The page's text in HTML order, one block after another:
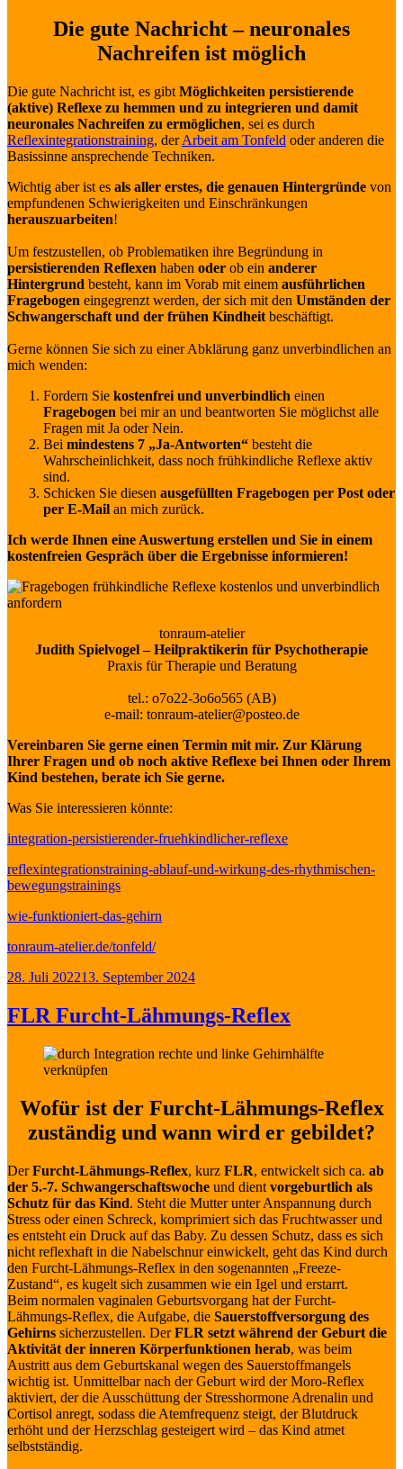
Die gute Nachricht – neuronales
Nachreifen ist möglich
Die gute Nachricht ist, es gibt Möglichkeiten persistierende
(aktive) Reflexe zu hemmen und zu integrieren und damit
neuronales Nachreifen zu ermöglichen, sei es durch
Reflexintegrationstraining, derArbeit am Tonfeld oder anderen die
Basissinne ansprechende Techniken.
Wichtig aber ist es als aller erstes, die genauen Hintergründe von
empfundenen Schwierigkeiten und Einschränkungen
herauszuarbeiten!
Um festzustellen, ob Problematiken ihre Begründung in
persistierenden Reflexen haben oder ob ein anderer
Hintergrund besteht, kann im Vorab mit einem ausführlichen
Fragebogen eingegrenzt werden, der sich mit den Umständen der
Schwangerschaft und der frühen Kindheit beschäftigt.
Gerne können Sie sich zu einer Abklärung ganz unverbindlichen an
mich wenden:
Fordern Sie kostenfrei und unverbindlich einen
Fragebogen bei mir an und beantworten Sie möglichst alle
Fragen mit Ja oder Nein.
Bei mindestens 7 „Ja-Antworten“ besteht die
Wahrscheinlichkeit, dass noch frühkindliche Reflexe aktiv
sind.
Schicken Sie diesen ausgefüllten Fragebogen per Post oder
per E-Mail an mich zurück.
Ich werde Ihnen eine Auswertung erstellen und Sie in einem
kostenfreien Gespräch über die Ergebnisse informieren!
tonraum-atelier
Judith Spielvogel – Heilpraktikerin für Psychotherapie
Praxis für Therapie und Beratung
tel.: o7o22-3o6o565 (AB)
e-mail: tonraum-atelier@posteo.de
Vereinbaren Sie gerne einen Termin mit mir. Zur Klärung
Ihrer Fragen und ob noch aktive Reflexe bei Ihnen oder Ihrem
Kind bestehen, berate ich Sie gerne.
Was Sie interessieren könnte:
integration-persistierender-fruehkindlicher-reflexe
reflexintegrationstraining-ablauf-und-wirkung-des-rhythmischen-
bewegungstrainings
wie-funktioniert-das-gehirn
tonraum-atelier.de/tonfeld/
Veröffentlicht
28. Juli 202213. September 2024
FLR Furcht-Lähmungs-Reflex
Wofür ist der Furcht-Lähmungs-Reflex
zuständig und wann wird er gebildet?
DerFurcht-Lähmungs-Reflex, kurz FLR, entwickelt sich ca. ab
der 5.-7. Schwangerschaftswoche und dient vorgeburtlich als
Schutz für das Kind. Steht die Mutter unter Anspannung durch
Stress oder einen Schreck, komprimiert sich das Fruchtwasser und
es entsteht ein Druck auf das Baby. Zu dessen Schutz, dass es sich
nicht reflexhaft in die Nabelschnur einwickelt, geht das Kind durch
den Furcht-Lähmungs-Reflex in den sogenannten „Freeze-
Zustand“, es kugelt sich zusammen wie ein Igel und erstarrt.
Beim normalen vaginalen Geburtsvorgang hat der Furcht-
Lähmungs-Reflex, die Aufgabe, die Sauerstoffversorgung des
Gehirns sicherzustellen. DerFLR setzt während der Geburt die
Aktivität der inneren Körperfunktionen herab, was beim
Austritt aus dem Geburtskanal wegen des Sauerstoffmangels
wichtig ist. Unmittelbar nach der Geburt wird der Moro-Reflex
aktiviert, der die Ausschüttung der Stresshormone Adrenalin und
Cortisol anregt, sodass die Atemfrequenz steigt, der Blutdruck
erhöht und der Herzschlag gesteigert wird – das Kind atmet
selbstständig.